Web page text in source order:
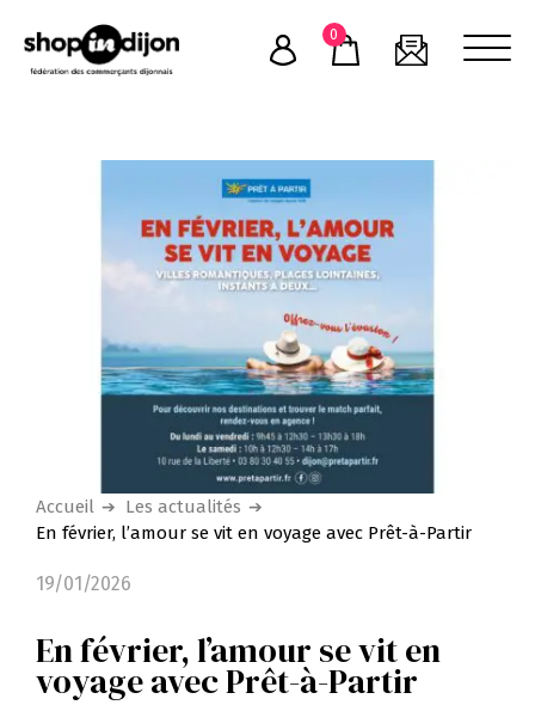
content
0
Accueil
Les actualités
En février, l’amour se vit en voyage avec Prêt-à-Partir
19/01/2026
En février, l’amour se vit en
voyage avec Prêt-à-Partir